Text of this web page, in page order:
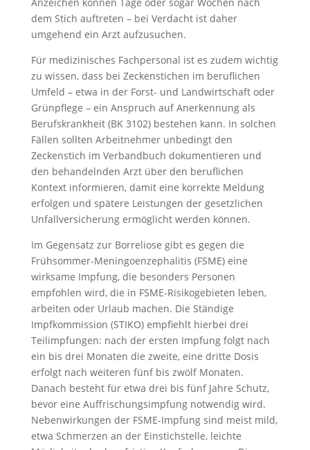
dem Stich auftreten – bei Verdacht ist daher
umgehend ein Arzt aufzusuchen.
Für medizinisches Fachpersonal ist es zudem wichtig
zu wissen, dass bei Zeckenstichen im beruflichen
Umfeld – etwa in der Forst- und Landwirtschaft oder
Grünpflege – ein Anspruch auf Anerkennung als
Berufskrankheit (BK 3102) bestehen kann. In solchen
Fällen sollten Arbeitnehmer unbedingt den
Zeckenstich im Verbandbuch dokumentieren und
den behandelnden Arzt über den beruflichen
Kontext informieren, damit eine korrekte Meldung
erfolgen und spätere Leistungen der gesetzlichen
Unfallversicherung ermöglicht werden können.
Im Gegensatz zur Borreliose gibt es gegen die
Frühsommer-Meningoenzephalitis (FSME) eine
wirksame Impfung, die besonders Personen
empfohlen wird, die in FSME-Risikogebieten leben,
arbeiten oder Urlaub machen. Die Ständige
Impfkommission (STIKO) empfiehlt hierbei drei
Teilimpfungen: nach der ersten Impfung folgt nach
ein bis drei Monaten die zweite, eine dritte Dosis
erfolgt nach weiteren fünf bis zwölf Monaten.
Danach besteht für etwa drei bis fünf Jahre Schutz,
bevor eine Auffrischungsimpfung notwendig wird.
Nebenwirkungen der FSME-Impfung sind meist mild,
etwa Schmerzen an der Einstichstelle, leichte